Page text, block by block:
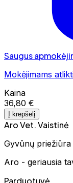
Saugus
Mokėjimams
Kaina
36,80 €
Į krepšelį
Aro Vet. Vaistinė
Gyvūnų
Aro - geriausia
Parduotuvė